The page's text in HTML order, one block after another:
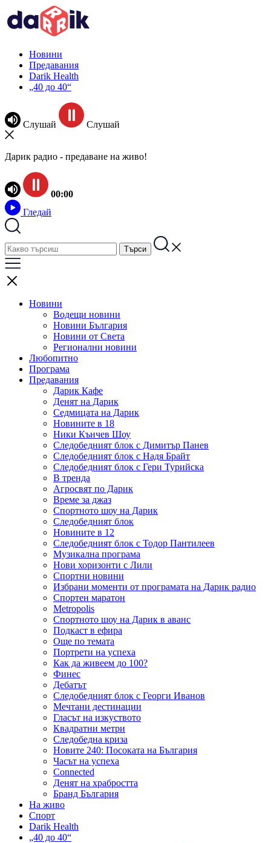
Новини
Предавания
Darik Health
„40 до 40“
Слушай Слушай
Дарик радио - предаване на живо!
00:00
Гледай
Новини
Водещи новини
Новини България
Новини от Света
Регионални новини
Любопитно
Програма
Предавания
Дарик Кафе
Денят на Дарик
Седмицата на Дарик
Новините в 18
Ники Кънчев Шоу
Следобедният блок с Димитър Панев
Следобедният блок с Надя Брайт
Следобедният блок с Гери Турийска
В тренда
Агросвят по Дарик
Време за джаз
Спортното шоу на Дарик
Следобедният блок
Новините в 12
Следобедният блок с Тодор Пантилеев
Музикална програма
Нови хоризонти с Лили
Спортни новини
Избрани моменти от програмата на Дарик радио
Спортен маратон
Metropolis
Спортното шоу на Дарик в аванс
Подкаст в ефира
Още по темата
Портрети на успеха
Как да живеем до 100?
Финес
Дебатът
Следобедният блок с Георги Иванов
Мечтани дестинации
Гласът на изкуството
Квадратни метри
Следобедна криза
Новите 240: Посоката на България
Часът на успеха
Connected
Денят на храбростта
Бранд България
На живо
Спорт
Darik Health
„40 до 40“